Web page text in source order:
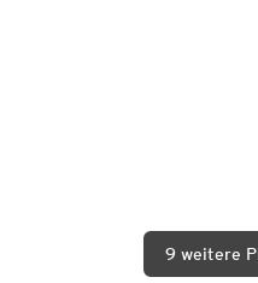
9 weitere